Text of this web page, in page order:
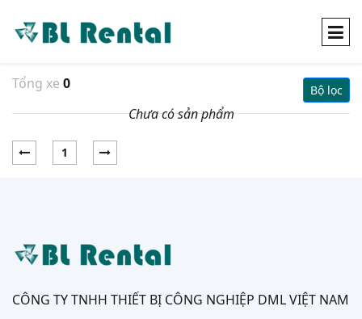
Tổng xe 0 Bộ lọc
Chưa có sản phẩm
1
CÔNG TY TNHH THIẾT BỊ CÔNG NGHIỆP DML VIỆT NAM